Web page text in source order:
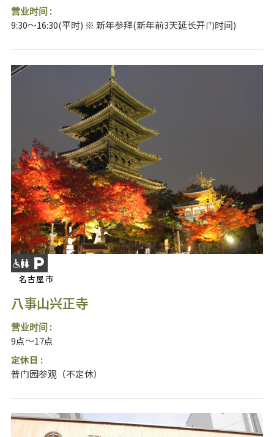
营业时间 :
9:30～16:30(平时) ※ 新年参拜(新年前3天延长开门时间)
名古屋市
八事山兴正寺
营业时间 :
9点～17点
定休日 :
普门园参观（不定休）